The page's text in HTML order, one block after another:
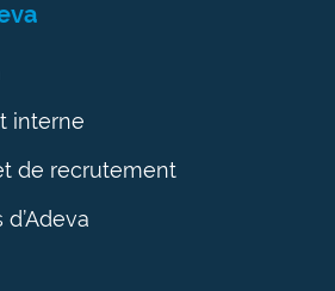
interne
de recrutement